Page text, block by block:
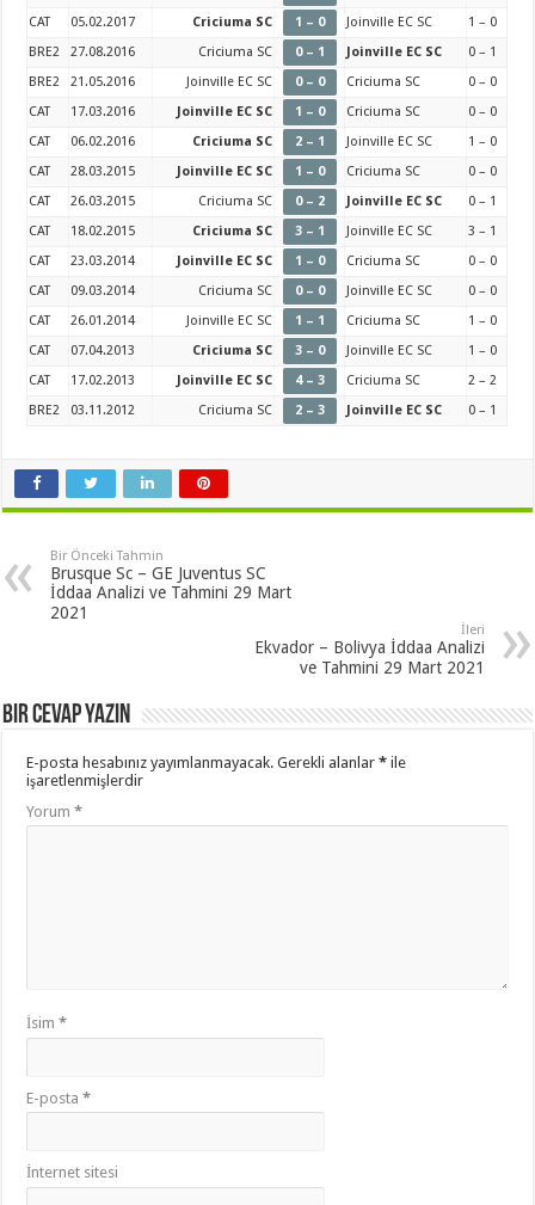
CAT
05.02.2017 Criciuma SC 1 – 0 Joinville EC SC
1 – 0
BRE2
27.08.2016 Criciuma SC 0 – 1 Joinville EC SC
0 – 1
BRE2
21.05.2016 Joinville EC SC 0 – 0 Criciuma SC
0 – 0
CAT
17.03.2016 Joinville EC SC 1 – 0 Criciuma SC
0 – 0
CAT
06.02.2016 Criciuma SC 2 – 1 Joinville EC SC
1 – 0
CAT
28.03.2015 Joinville EC SC 1 – 0 Criciuma SC
0 – 0
CAT
26.03.2015 Criciuma SC 0 – 2 Joinville EC SC
0 – 1
CAT
18.02.2015 Criciuma SC 3 – 1 Joinville EC SC
3 – 1
CAT
23.03.2014 Joinville EC SC 1 – 0 Criciuma SC
0 – 0
CAT
09.03.2014 Criciuma SC 0 – 0 Joinville EC SC
0 – 0
CAT
26.01.2014 Joinville EC SC 1 – 1 Criciuma SC
1 – 0
CAT
07.04.2013 Criciuma SC 3 – 0 Joinville EC SC
1 – 0
CAT
17.02.2013 Joinville EC SC 4 – 3 Criciuma SC
2 – 2
BRE2
03.11.2012 Criciuma SC 2 – 3 Joinville EC SC 0 – 1
Bir Önceki Tahmin
Brusque Sc – GE Juventus SC
İddaa Analizi ve Tahmini 29 Mart
2021
İleri
Ekvador – Bolivya İddaa Analizi
ve Tahmini 29 Mart 2021
Bir cevap yazın
E-posta hesabınız yayımlanmayacak. Gerekli alanlar* ile
işaretlenmişlerdir
Yorum*
İsim*
E-posta*
İnternet sitesi